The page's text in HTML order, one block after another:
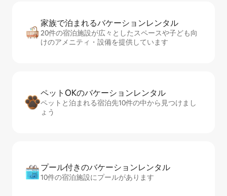
家族で泊まれるバ⁠ケ⁠ー⁠シ⁠ョ⁠ンレ⁠ン⁠タ⁠ル
20件の宿泊施設が広々としたスペースや子ども向
けのアメニティ・設備を提供しています
ペットOKのバ⁠ケ⁠ー⁠シ⁠ョ⁠ンレ⁠ン⁠タ⁠ル
ペットと泊まれる宿泊先10件の中から見つけまし
ょう
プール付きのバ⁠ケ⁠ー⁠シ⁠ョ⁠ンレ⁠ン⁠タ⁠ル
10件の宿泊施設にプールがあります